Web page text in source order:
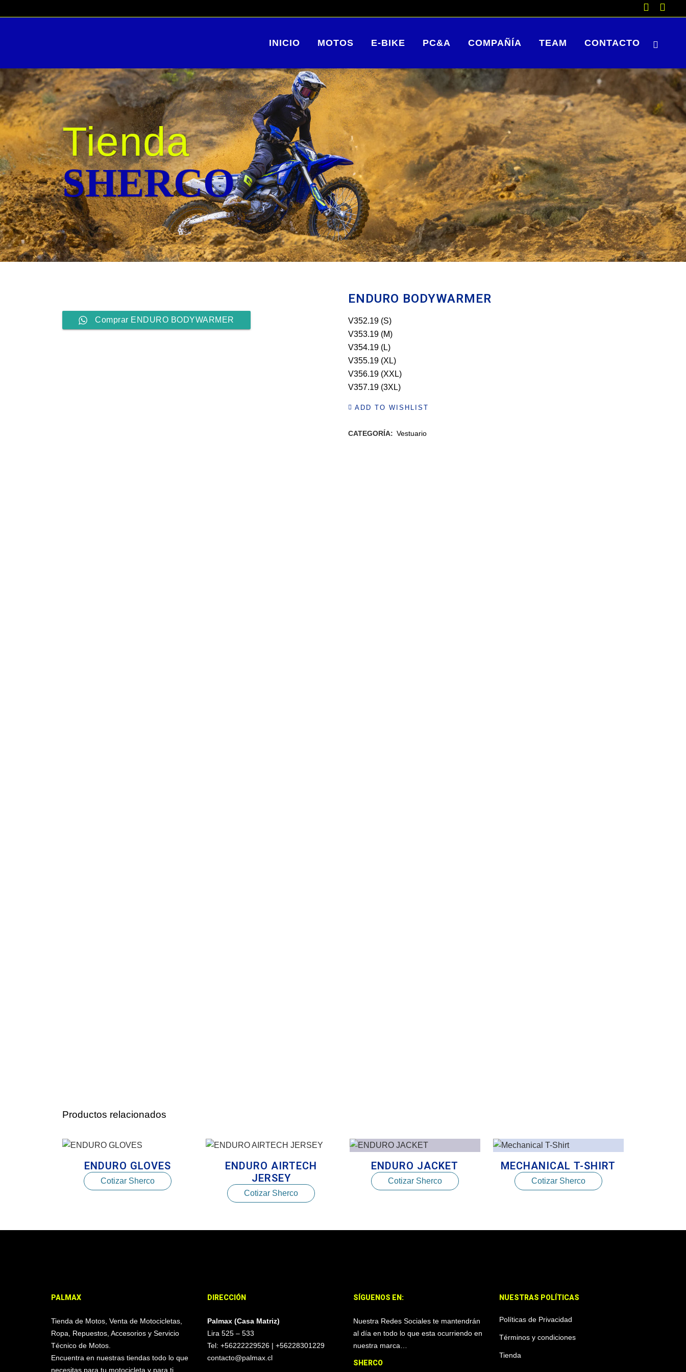
INICIO MOTOS E-BIKE PC&A COMPAÑÍA TEAM CONTACTO
Tienda
SHERCO
ENDURO BODYWARMER
V352.19 (S)
V353.19 (M)
V354.19 (L)
V355.19 (XL)
V356.19 (XXL)
V357.19 (3XL)
ADD TO WISHLIST
CATEGORÍA: Vestuario
Comprar ENDURO BODYWARMER
Productos relacionados
ENDURO GLOVES
Cotizar Sherco
ENDURO AIRTECH
JERSEY
Cotizar Sherco
ENDURO JACKET
Cotizar Sherco
MECHANICAL T-SHIRT
Cotizar Sherco
PALMAX
Tienda de Motos, Venta de Motocicletas,
Ropa, Repuestos, Accesorios y Servicio
Técnico de Motos.
Encuentra en nuestras tiendas todo lo que
necesitas para tu motocicleta y para ti,
DIRECCIÓN
Palmax (Casa Matriz)
Lira 525 – 533
Tel: +56222229526 | +56228301229
contacto@palmax.cl
SÍGUENOS EN:
Nuestra Redes Sociales te mantendrán
al día en todo lo que esta ocurriendo en
nuestra marca…
SHERCO
NUESTRAS POLÍTICAS
Políticas de Privacidad
Términos y condiciones
Tienda